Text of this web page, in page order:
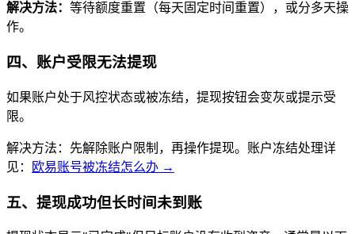
解决方法： 等待额度重置（每天固定时间重置），或分多天操
作。
四、账户受限无法提现
如果账户处于风控状态或被冻结，提现按钮会变灰或提示受
限。
解决方法：先解除账户限制，再操作提现。账户冻结处理详
见：
欧易账号被冻结怎么办 →
五、提现成功但长时间未到账